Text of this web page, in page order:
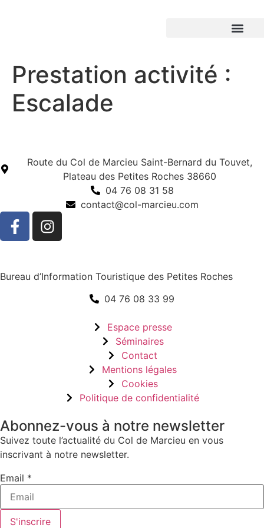
Prestation activité :
Escalade
Route du Col de Marcieu Saint-Bernard du Touvet,
Plateau des Petites Roches 38660
04 76 08 31 58
contact@col-marcieu.com
Bureau d’Information Touristique des Petites Roches
04 76 08 33 99
Espace presse
Séminaires
Contact
Mentions légales
Cookies
Politique de confidentialité
Abonnez-vous à notre newsletter
Suivez toute l’actualité du Col de Marcieu en vous
inscrivant à notre newsletter.
Email
Email *
S'inscrire